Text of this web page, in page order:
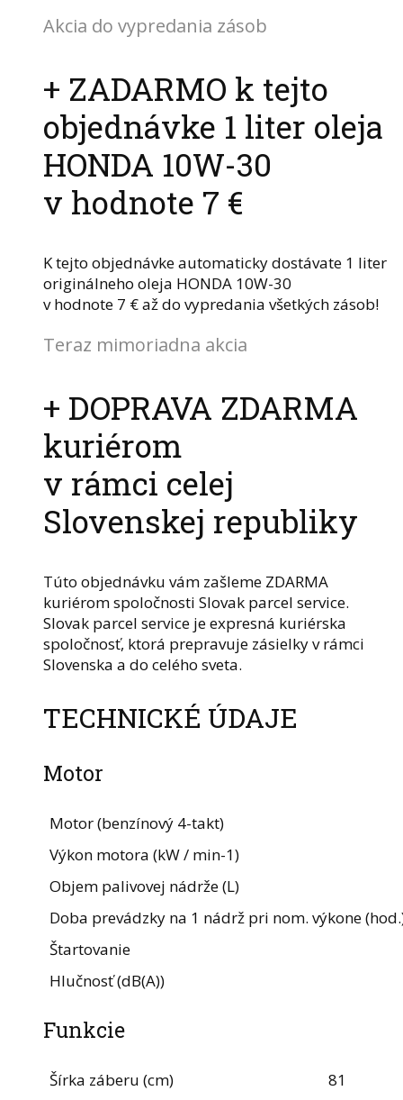
Akcia do vypredania zásob
+ ZADARMO k tejto
objednávke 1 liter oleja
HONDA 10W-30
v hodnote 7 €
K tejto objednávke automaticky dostávate 1 liter
originálneho oleja HONDA 10W-30
v hodnote 7 € až do vypredania všetkých zásob!
Teraz mimoriadna akcia
+ DOPRAVA ZDARMA
kuriérom
v rámci celej
Slovenskej republiky
Túto objednávku vám zašleme ZDARMA
kuriérom spoločnosti Slovak parcel service.
Slovak parcel service je expresná kuriérska
spoločnosť, ktorá prepravuje zásielky v rámci
Slovenska a do celého sveta.
TECHNICKÉ ÚDAJE
Motor
Motor (benzínový 4-takt)
Výkon motora (kW / min-1)
Objem palivovej nádrže (L)
Doba prevádzky na 1 nádrž pri nom. výkone
Štartovanie
Hlučnosť (dB(A))
Funkcie
Šírka záberu (cm)
81